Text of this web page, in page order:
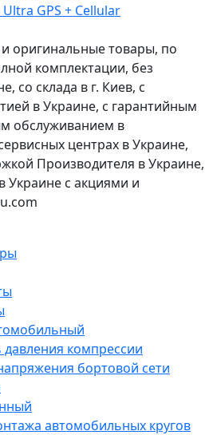
GPS + Cellular
оригинальные товары, по
комплектации, без
со склада в г. Киев, с
в Украине, с гарантийным
обслуживанием в
центрах в Украине,
Производителя в Украине,
Украине с акциями и
компрессии
бортовой сети
автомобильных кругов